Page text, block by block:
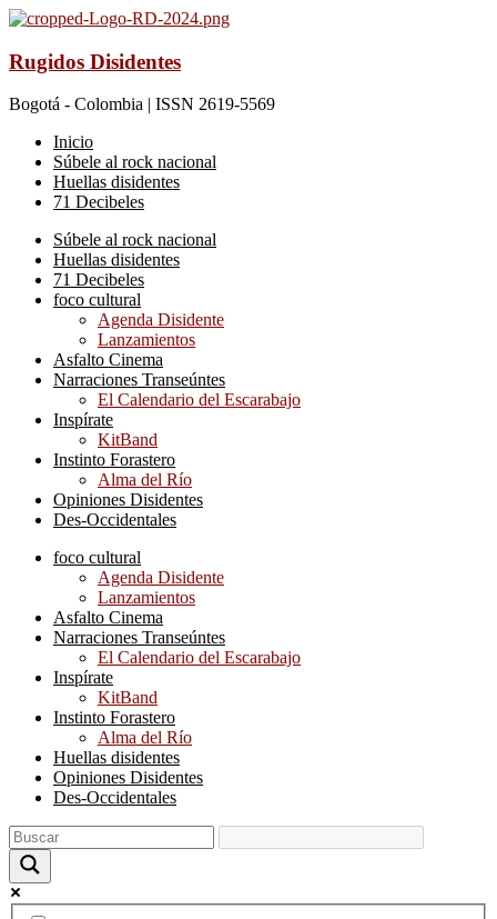
Rugidos Disidentes
Bogotá - Colombia | ISSN 2619-5569
Inicio
Súbele al rock nacional
Huellas disidentes
71 Decibeles
Súbele al rock nacional
Huellas disidentes
71 Decibeles
foco cultural
Agenda Disidente
Lanzamientos
Asfalto Cinema
Narraciones Transeúntes
El Calendario del Escarabajo
Inspírate
KitBand
Instinto Forastero
Alma del Río
Opiniones Disidentes
Des-Occidentales
foco cultural
Agenda Disidente
Lanzamientos
Asfalto Cinema
Narraciones Transeúntes
El Calendario del Escarabajo
Inspírate
KitBand
Instinto Forastero
Alma del Río
Huellas disidentes
Opiniones Disidentes
Des-Occidentales